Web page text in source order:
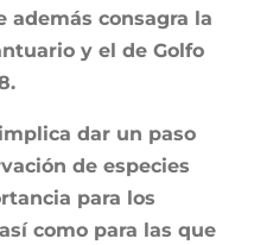
además consagra la
y el de Golfo
dar un paso
de especies
para los
como para las que